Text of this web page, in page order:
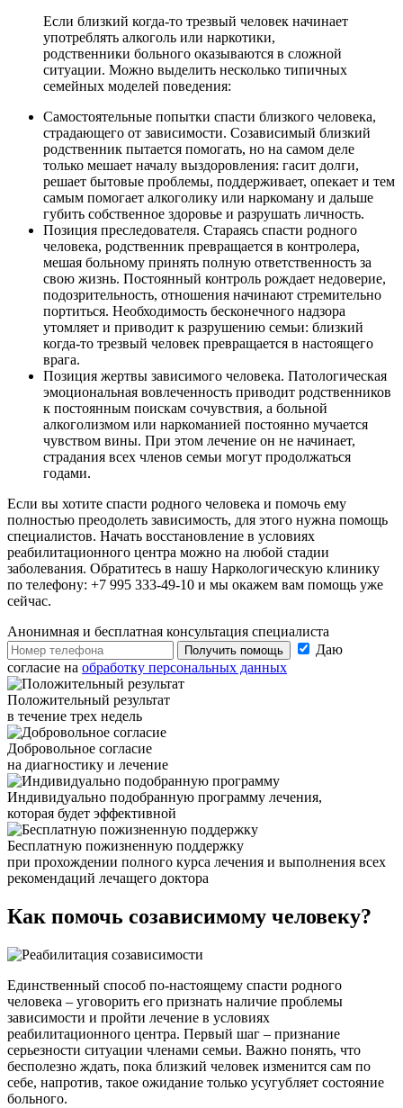
Если близкий когда-то трезвый человек начинает
употреблять алкоголь или наркотики,
родственники больного оказываются в сложной
ситуации. Можно выделить несколько типичных
семейных моделей поведения:
Самостоятельные попытки спасти близкого человека,
страдающего от зависимости. Созависимый близкий
родственник пытается помогать, но на самом деле
только мешает началу выздоровления: гасит долги,
решает бытовые проблемы, поддерживает, опекает и тем
самым помогает алкоголику или наркоману и дальше
губить собственное здоровье и разрушать личность.
Позиция преследователя. Стараясь спасти родного
человека, родственник превращается в контролера,
мешая больному принять полную ответственность за
свою жизнь. Постоянный контроль рождает недоверие,
подозрительность, отношения начинают стремительно
портиться. Необходимость бесконечного надзора
утомляет и приводит к разрушению семьи: близкий
когда-то трезвый человек превращается в настоящего
врага.
Позиция жертвы зависимого человека. Патологическая
эмоциональная вовлеченность приводит родственников
к постоянным поискам сочувствия, а больной
алкоголизмом или наркоманией постоянно мучается
чувством вины. При этом лечение он не начинает,
страдания всех членов семьи могут продолжаться
годами.
Если вы хотите спасти родного человека и помочь ему
полностью преодолеть зависимость, для этого нужна помощь
специалистов. Начать восстановление в условиях
реабилитационного центра можно на любой стадии
заболевания. Обратитесь в нашу Наркологическую клинику
по телефону: +7 995 333-49-10 и мы окажем вам помощь уже
сейчас.
Анонимная и бесплатная консультация специалиста
Получить помощь
Даю
согласие на обработку персональных данных
Положительный результат
в течение трех недель
Добровольное согласие
на диагностику и лечение
Индивидуально подобранную программу лечения,
которая будет эффективной
Бесплатную пожизненную поддержку
при прохождении полного курса лечения и выполнения всех
рекомендаций лечащего доктора
Как помочь созависимому человеку?
Единственный способ по-настоящему спасти родного
человека – уговорить его признать наличие проблемы
зависимости и пройти лечение в условиях
реабилитационного центра. Первый шаг – признание
серьезности ситуации членами семьи. Важно понять, что
бесполезно ждать, пока близкий человек изменится сам по
себе, напротив, такое ожидание только усугубляет состояние
больного.